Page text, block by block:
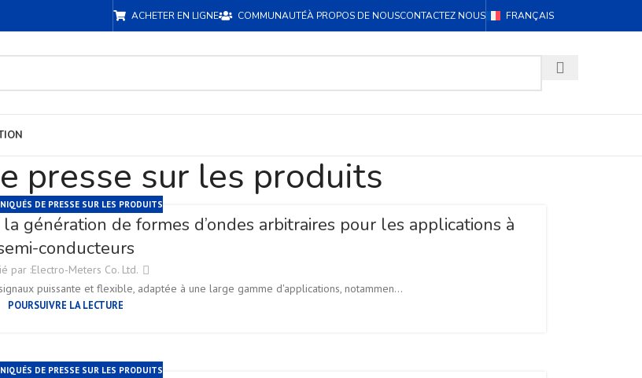
ACHETER EN LIGNE COMMUNAUTÉÀ PROPOS DE NOUSCONTACTEZ NOUS FRANÇAIS
presse sur les produits
DE PRESSE SUR LES PRODUITS
génération de formes d’ondes arbitraires pour les applications à
conducteurs
par :Electro-Meters Co. Ltd.
puissante et flexible, adaptée à une large gamme d'applications, notammen...
POURSUIVRE LA LECTURE
DE PRESSE SUR LES PRODUITS